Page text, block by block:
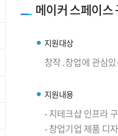
메이커 스페이
지원대상
창작․창업에 관심
지원내용
- 지테크샵 인프라
- 창업기업 제품 디